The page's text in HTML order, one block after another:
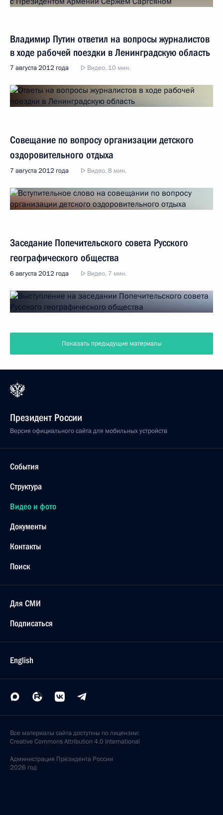
Владимир Путин ответил на вопросы журналистов
в ходе рабочей поездки в Ленинградскую область
7 августа 2012 года Видео, 10 мин.
Совещание по вопросу организации детского
оздоровительного отдыха
7 августа 2012 года Видео, 8 мин.
Заседание Попечительского совета Русского
географического общества
6 августа 2012 года Видео, 7 мин.
Показать предыдущие материалы
Президент России
Версия официального сайта для мобильных устройств
События
Структура
Видео и фото
Документы
Контакты
Поиск
Для СМИ
Подписаться
English
Все материалы сайта доступны по лицензии:
Creative Commons Attribution 4.0 International
Администрация Президента России
2026 год